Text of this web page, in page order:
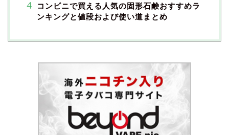
コンビニで買える人気の固形石鹸おすすめラ
ンキングと値段および使い道まとめ